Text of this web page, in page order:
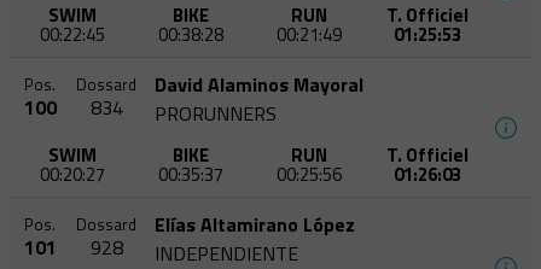
SWIM
00:22:45
BIKE
00:38:28
RUN
00:21:49
T. Officiel
01:25:53
Pos.
100
Dossard
834
David Alaminos Mayoral
PRORUNNERS
SWIM
00:20:27
BIKE
00:35:37
RUN
00:25:56
T. Officiel
01:26:03
Pos.
101
Dossard
928
Elías Altamirano López
INDEPENDIENTE